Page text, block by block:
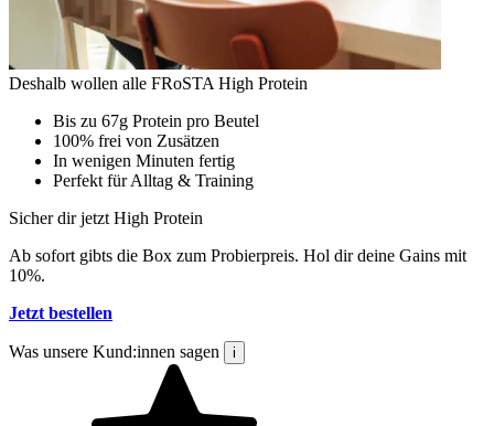
Deshalb wollen alle FRoSTA High Protein
Bis zu 67g Protein pro Beutel
100% frei von Zusätzen
In wenigen Minuten fertig
Perfekt für Alltag & Training
Sicher dir jetzt High Protein
Ab sofort gibts die Box zum Probierpreis. Hol dir deine Gains mit
10%.
Jetzt bestellen
Was unsere Kund:innen sagen i